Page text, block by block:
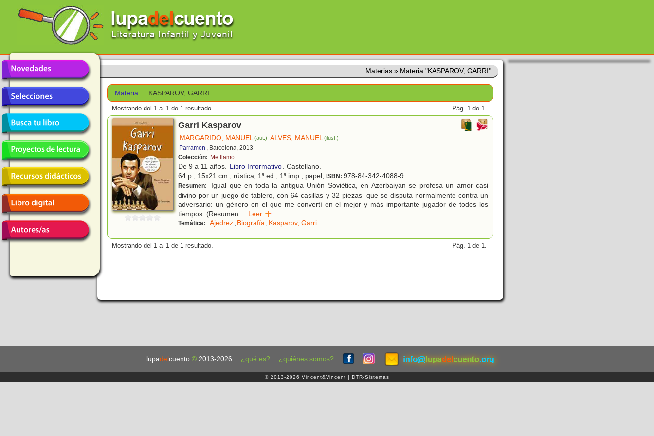
Materias » Materia "KASPAROV, GARRI"
Materia: KASPAROV, GARRI
Mostrando del 1 al 1 de 1 resultado. Pág. 1 de 1.
Garri Kasparov
MARGARIDO, MANUEL(aut.) ALVES, MANUEL(ilust.)
Parramón , Barcelona, 2013
Colección: Me llamo...
De 9 a 11 años. Libro Informativo. Castellano.
64 p.; 15x21 cm.; rústica; 1ª ed., 1ª imp.; papel; ISBN: 978-84-342-4088-9
Resumen:
Igual que en toda la antigua Unión Soviética, en Azerbaiyán se profesa un amor casi
divino por un juego de tablero, con 64 casillas y 32 piezas, que se disputa normalmente contra un
adversario: un género en el que me convertí en el mejor y más importante jugador de todos los
tiempos. (Resumen... Leer
Temática: Ajedrez, Biografía, Kasparov, Garri.
Mostrando del 1 al 1 de 1 resultado. Pág. 1 de 1.
lupadel cuento © 2013-2026 ¿qué es? ¿quiénes somos?
© 2013-2026 Vincent&Vincent | DTR-Sistemas